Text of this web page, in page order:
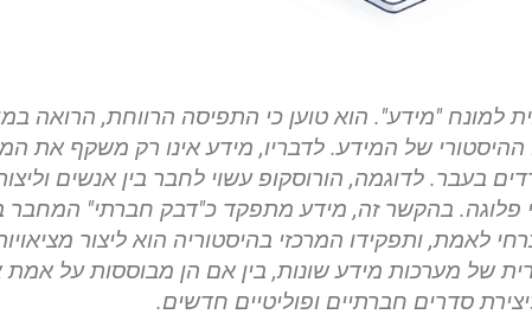
למונח "מידע". הוא טוען כי התפיסה הרווחת, הרואה
של המידע. לדבריו, מידע אינו רק משקף את
בעבר. לדוגמה, הורוסקופ עשוי לחבר בין אנשים
פלוגה. בהקשר זה, מידע מתפקד כ"דבק חברתי" המחבר
לאמת, ותפקידו המרכזי בהיסטוריה הוא ליצור
של מערכות מידע שונות, בין אם הן מבוססות על אמת
סדרים חברתיים ופוליטיים חדשים.